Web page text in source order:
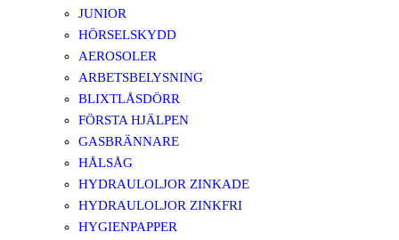
JUNIOR
HÖRSELSKYDD
AEROSOLER
ARBETSBELYSNING
BLIXTLÅSDÖRR
FÖRSTA HJÄLPEN
GASBRÄNNARE
HÅLSÅG
HYDRAULOLJOR ZINKADE
HYDRAULOLJOR ZINKFRI
HYGIENPAPPER